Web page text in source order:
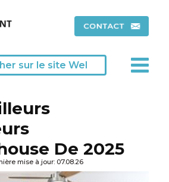
De 2025
mise à jour: 07.08.26